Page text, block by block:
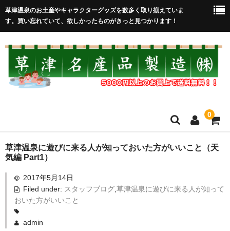
草津温泉のお土産やキャラクターグッズを数多く取り揃えていま
す。買い忘れていて、欲しかったものがきっと見つかります！
0
HOME
全取扱商品
草津温泉に遊びに来る人が知っておいた方がいいこと（天
気編 Part1）
2017年5月14日
Filed under: スタッフブログ, 草津温泉に遊びに来る人が知って
おいた方がいいこと
admin